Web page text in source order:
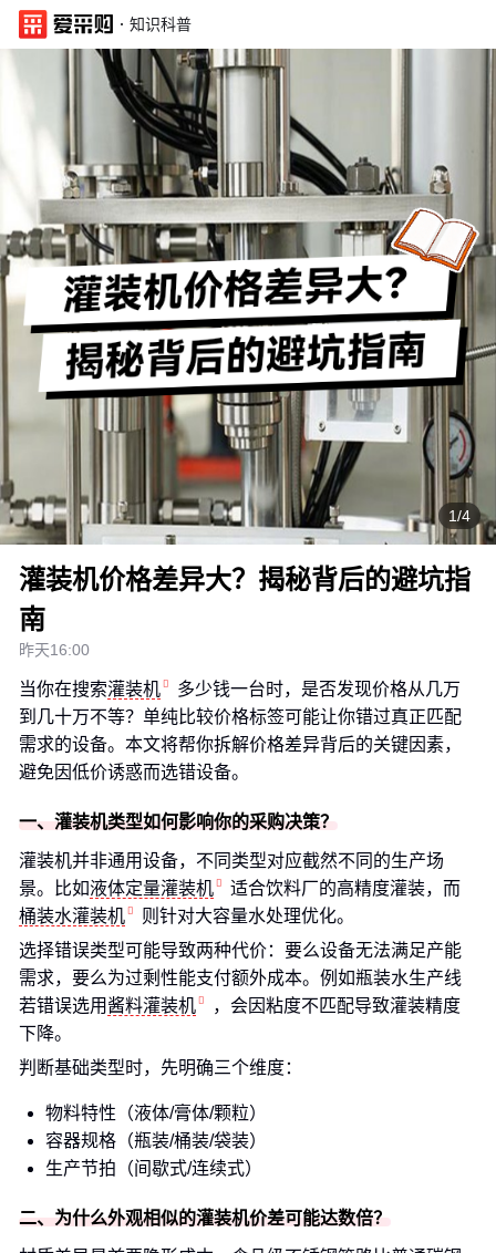
· 知识科普
1/4
灌装机价格差异大？揭秘背后的避坑指
南
昨天16:00
当你在搜索灌装机
多少钱一台时，是否发现价格从几万
到几十万不等？单纯比较价格标签可能让你错过真正匹配
需求的设备。本文将帮你拆解价格差异背后的关键因素，
避免因低价诱惑而选错设备。
一、灌装机类型如何影响你的采购决策？
灌装机并非通用设备，不同类型对应截然不同的生产场
景。比如液体定量灌装机
适合饮料厂的高精度灌装，而
桶装水灌装机
则针对大容量水处理优化。
选择错误类型可能导致两种代价：要么设备无法满足产能
需求，要么为过剩性能支付额外成本。例如瓶装水生产线
若错误选用 酱料灌装机
，会因粘度不匹配导致灌装精度
下降。
判断基础类型时，先明确三个维度：
物料特性（液体/膏体/颗粒）
容器规格（瓶装/桶装/袋装）
生产节拍（间歇式/连续式）
二、为什么外观相似的灌装机价差可能达数倍？